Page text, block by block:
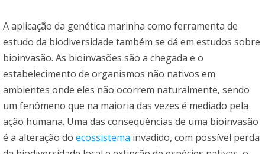
A aplicação da genética marinha como ferramenta de
estudo da biodiversidade também se dá em estudos sobre
bioinvasão. As bioinvasões são a chegada e o
estabelecimento de organismos não nativos em
ambientes onde eles não ocorrem naturalmente, sendo
um fenômeno que na maioria das vezes é mediado pela
ação humana. Uma das consequências de uma bioinvasão
é a alteração do ecossistema invadido, com possível perda